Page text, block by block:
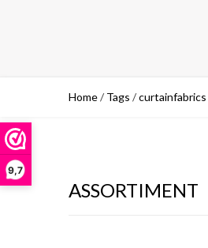
9,7
Home/ Tags /curtainfabrics
ASSORTIMENT